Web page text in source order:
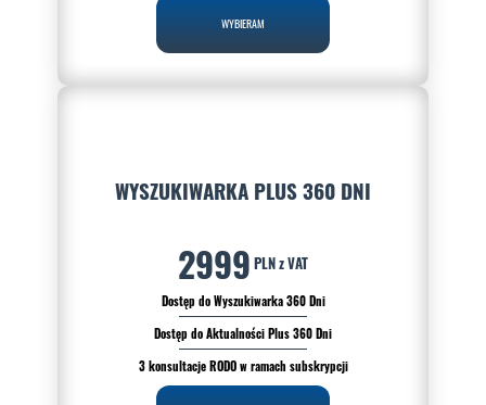
WYBIERAM
WYSZUKIWARKA PLUS 360 DNI
2999 PLN z VAT
Dostęp do Wyszukiwarka 360 Dni
Dostęp do Aktualności Plus 360 Dni
3 konsultacje RODO w ramach subskrypcji